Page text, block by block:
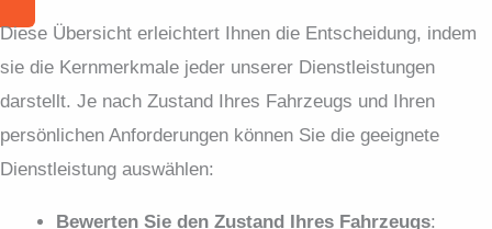
Diese Übersicht erleichtert Ihnen die Entscheidung, indem
sie die Kernmerkmale jeder unserer Dienstleistungen
darstellt. Je nach Zustand Ihres Fahrzeugs und Ihren
persönlichen Anforderungen können Sie die geeignete
Dienstleistung auswählen:
Bewerten Sie den Zustand Ihres Fahrzeugs: